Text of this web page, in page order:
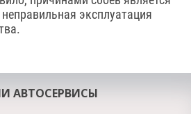
эксплуатация
АВТОСЕРВИСЫ